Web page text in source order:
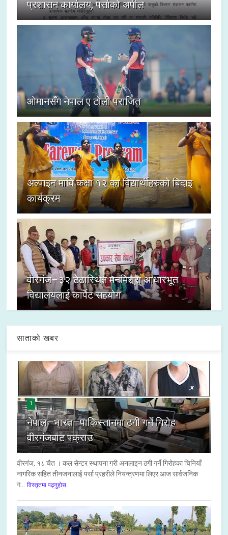
प्रशासन कार्यालय, पर्साको अपील
ओमानसँग नेपाल ए टोली पराजित
अल्पाइन मावि कक्षा १२ का विद्यार्थीहरुको बिदाइ
कार्यक्रम
वीरगंज–३२ टेढास्थित मनमिश्रा आधारभूत
विद्यालयलाई कार्पेट सहयोग
साताको खबर
1
नेपाल–भारत–पाकिस्तानमा ठगी गर्ने गिरोह
वीरगंजबाट पक्राउ
वीरगंज, १८ चैत । कल सेन्टर स्थापना गरी अनलाइन ठगी गर्ने गिरोहका चिनियाँ
नागरिक सहित तीनजनालाई पर्सा प्रहरीले नियन्त्रणमा लिएर आज सार्वजनिक
ग...
विस्तृतमा पढ्नुहोस